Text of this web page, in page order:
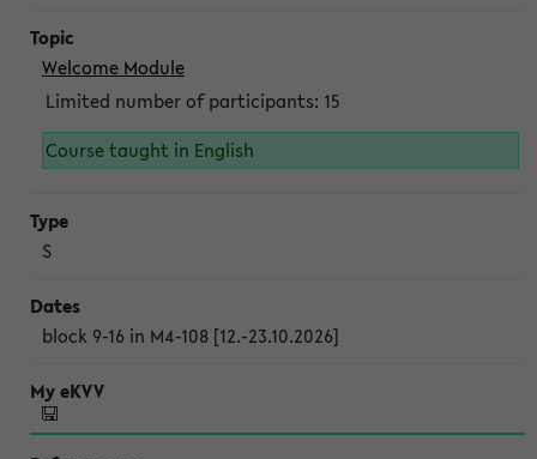
Welcome Module
Limited number of participants: 15
Course taught in English
S
block 9-16 in M4-108 [12.-23.10.2026]